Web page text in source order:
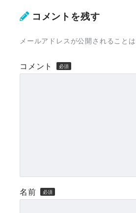
コメントを残す
メールアドレスが公開されることは
コメント
名前